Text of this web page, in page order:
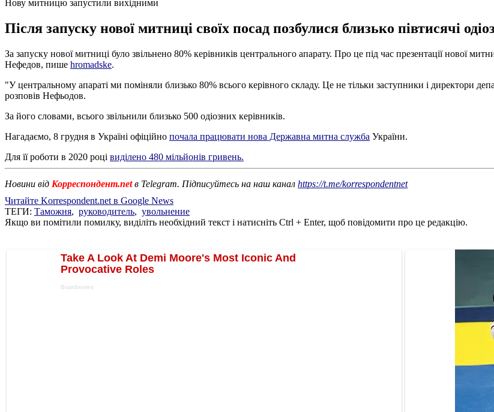
Нову митницю запустили вихідними
Після запуску нової митниці своїх посад позбулися близько півтисячі
За запуску нової митниці було звільнено 80% керівників центрального апарату. Про це під час презентації нової
Нефедов, пише hromadske.
"У центральному апараті ми поміняли близько 80% всього керівного складу. Це не тільки заступники і директори
розповів Нефьодов.
За його словами, всього звільнили близько 500 одіозних керівників.
Нагадаємо, 8 грудня в Україні офіційно почала працювати нова Державна митна служба України.
Для її роботи в 2020 році виділено 480 мільйонів гривень.
Новини від Корреспондент.netв Telegram. Підписуйтесь на наш канал https://t.me/korrespondentnet
Читайте Korrespondent.net в Google News
ТЕГИ: Таможня, руководитель, увольнение
Якщо ви помітили помилку, виділіть необхідний текст і натисніть Ctrl + Enter, щоб повідомити про це редакцію.